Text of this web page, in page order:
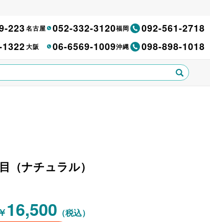
223名古屋 052-332-3120福岡 092-561-2718
大阪 06-6569-1009沖縄 098-898-1018
（ナチュラル）
￥ 16,500 （税込）